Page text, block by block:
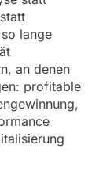
lange
an denen
profitable